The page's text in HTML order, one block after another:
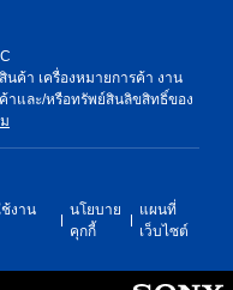
นค้า เครื่องหมายการค้า งาน
าและ/หรือทรัพย์สินลิขสิทธิ์ของ
ช้งาน
นโยบาย
คุกกี้
แผนที่
เว็บไซต์